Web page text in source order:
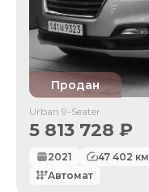
Продан
Urban 9-Seater
5 813 728 ₽
2021 47 402 км
Автомат